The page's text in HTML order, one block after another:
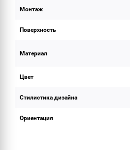
Монтаж
Поверхность
Материал
Цвет
Стилистика дизайна
Ориентация